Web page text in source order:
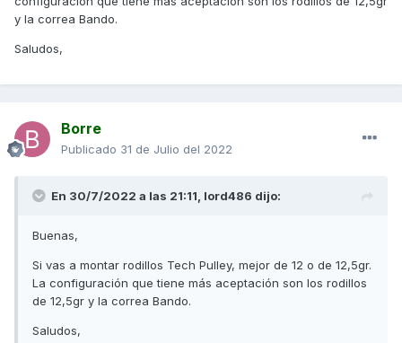
y la correa Bando.
Saludos,
Borre
Publicado 31 de Julio del 2022
En 30/7/2022 a las 21:11, lord486 dijo:
Buenas,
Si vas a montar rodillos Tech Pulley, mejor de 12 o de 12,5gr.
La configuración que tiene más aceptación son los rodillos
de 12,5gr y la correa Bando.
Saludos,